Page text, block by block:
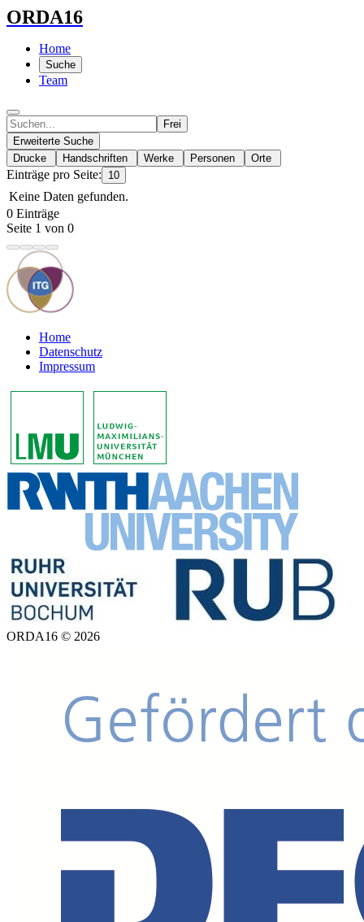
ORDA16
Home
Suche
Team
Frei
Erweiterte Suche
Drucke
Handschriften Werke Personen Orte
Einträge pro Seite: 10
Keine Daten gefunden.
0 Einträge
Seite 1 von 0
Home
Datenschutz
Impressum
ORDA16 © 2026